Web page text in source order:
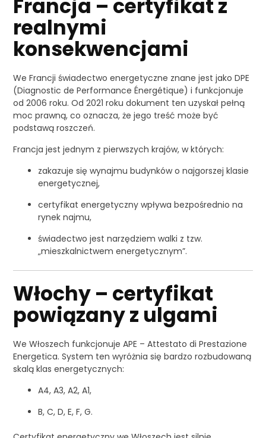
Francja – certyfikat z
realnymi
konsekwencjami
We Francji świadectwo energetyczne znane jest jako DPE
(Diagnostic de Performance Énergétique) i funkcjonuje
od 2006 roku. Od 2021 roku dokument ten uzyskał pełną
moc prawną, co oznacza, że jego treść może być
podstawą roszczeń.
Francja jest jednym z pierwszych krajów, w których:
zakazuje się wynajmu budynków o najgorszej klasie
energetycznej,
certyfikat energetyczny wpływa bezpośrednio na
rynek najmu,
świadectwo jest narzędziem walki z tzw.
„mieszkalnictwem energetycznym”.
Włochy – certyfikat
powiązany z ulgami
We Włoszech funkcjonuje APE – Attestato di Prestazione
Energetica. System ten wyróżnia się bardzo rozbudowaną
skalą klas energetycznych:
A4, A3, A2, A1,
B, C, D, E, F, G.